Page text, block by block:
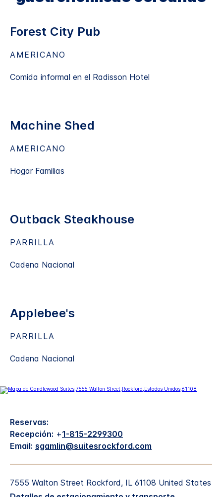
Forest City Pub
AMERICANO
Comida informal en el Radisson Hotel
Machine Shed
AMERICANO
Hogar Familias
Outback Steakhouse
PARRILLA
Cadena Nacional
Applebee's
PARRILLA
Cadena Nacional
Reservas:
Recepción: +1-815-2299300
Email: sgamlin@suitesrockford.com
7555 Walton Street Rockford, IL 61108 United States